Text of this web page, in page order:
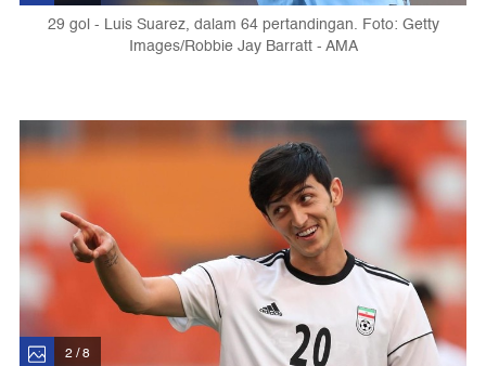
29 gol - Luis Suarez, dalam 64 pertandingan. Foto: Getty
Images/Robbie Jay Barratt - AMA
2 / 8